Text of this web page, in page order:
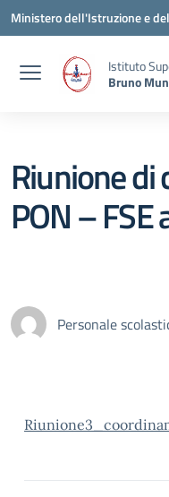
Vai ai contenuti
Vai al menu di navigazione
Vai al footer
Ministero dell'Istruzione e
Istituto
Bruno
Riunione
PON –
Personale